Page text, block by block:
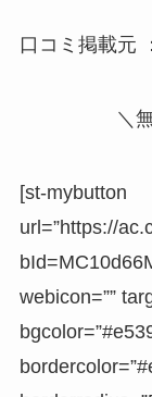
口コミ掲載元
＼
[st-mybutton
url=”https://
webicon=””